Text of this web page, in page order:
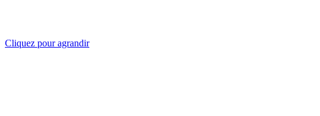
Cliquez pour agrandir